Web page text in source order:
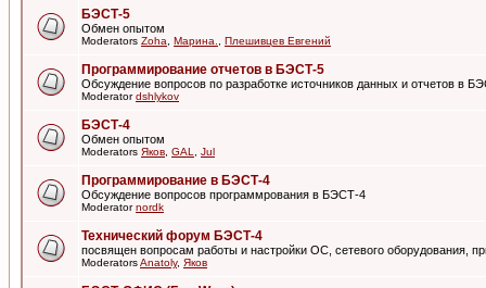
БЭСТ-5
Обмен опытом
Moderators Zoha Марина. Плешивцев Евгений
Программирование отчетов в БЭСТ-5
Обсуждение вопросов по разработке источников данных и отчетов в
Moderatordshlykov
БЭСТ-4
Обмен опытом
Moderators Яков GAL Jul
Программирование в БЭСТ-4
Обсуждение вопросов программрования в БЭСТ-4
Moderatornordk
Технический форум БЭСТ-4
посвящен вопросам работы и настройки ОС, сетевого оборудования,
ModeratorsAnatoly, Яков